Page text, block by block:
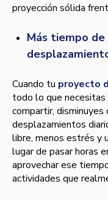
proyección sólida
Más tiempo
Cuando tu proyecto
todo lo que necesitas
compartir,
desplazamientos
libre, menos estrés y
lugar de pasar horas
aprovechar ese
actividades que